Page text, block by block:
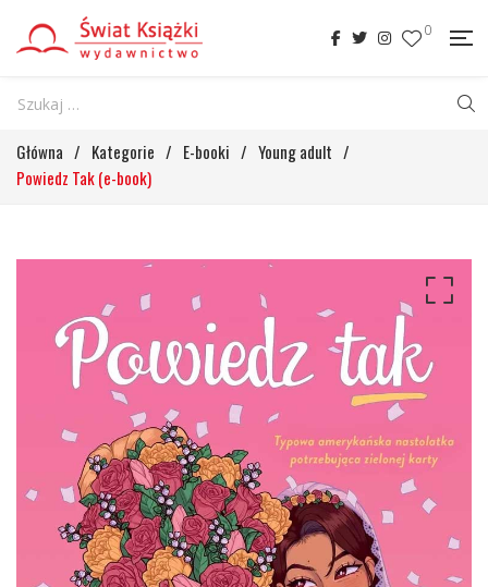
0
Główna / Kategorie / E-booki / Young adult /
Powiedz Tak (e-book)